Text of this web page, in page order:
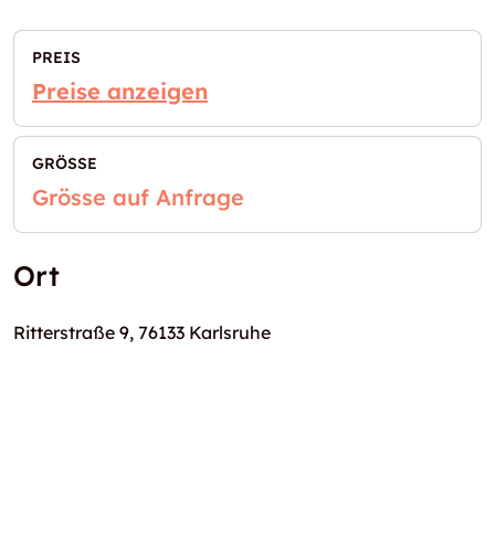
PREIS
Preise anzeigen
GRÖSSE
Grösse auf Anfrage
Ort
Ritterstraße 9, 76133 Karlsruhe